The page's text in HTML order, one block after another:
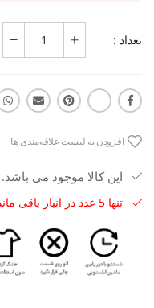
تعداد :
افزودن به لیست علاقه‌مندی ها
این کالا موجود می باشد.
تنها 5 عدد در انبار باقی مانده